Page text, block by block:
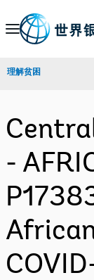
Skip
Navigation
理解贫困
-